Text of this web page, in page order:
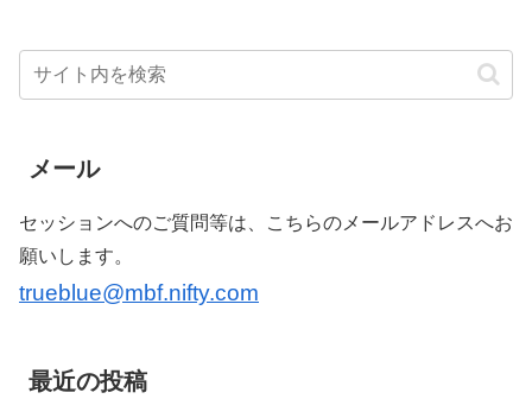
メール
セッションへのご質問等は、こちらのメールアドレスへお
願いします。
trueblue@mbf.nifty.com
最近の投稿